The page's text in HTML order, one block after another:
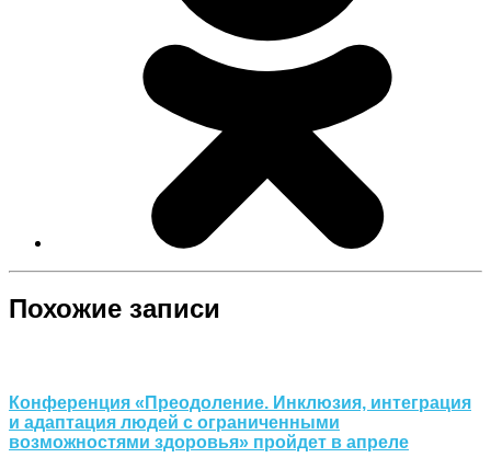
Похожие записи
Конференция «Преодоление. Инклюзия, интеграция
и адаптация людей с ограниченными
возможностями здоровья» пройдет в апреле